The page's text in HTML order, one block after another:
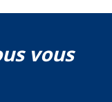
vous